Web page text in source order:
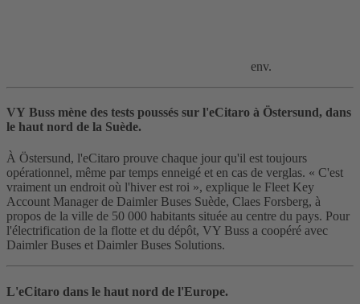
env.
VY Buss mène des tests poussés sur l'eCitaro à Östersund, dans
le haut nord de la Suède.
À Östersund, l'eCitaro prouve chaque jour qu'il est toujours
opérationnel, même par temps enneigé et en cas de verglas. « C'est
vraiment un endroit où l'hiver est roi », explique le Fleet Key
Account Manager de Daimler Buses Suède, Claes Forsberg, à
propos de la ville de 50 000 habitants située au centre du pays. Pour
l'électrification de la flotte et du dépôt, VY Buss a coopéré avec
Daimler Buses et Daimler Buses Solutions.
L'eCitaro dans le haut nord de l'Europe.